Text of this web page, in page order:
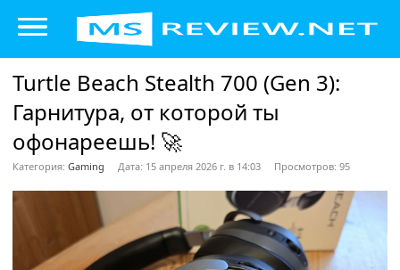
Turtle Beach Stealth 700 (Gen 3):
Гарнитура, от которой ты
офонареешь! 🚀
Категория: Gaming Дата: 15 апреля 2026 г. в 14:03 Просмотров: 95